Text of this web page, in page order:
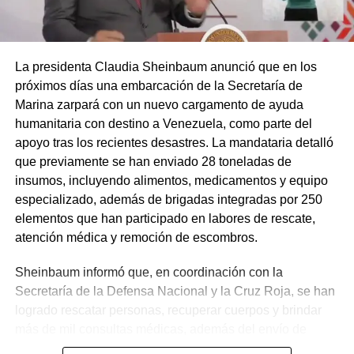
La presidenta Claudia Sheinbaum anunció que en los
próximos días una embarcación de la Secretaría de
Marina zarpará con un nuevo cargamento de ayuda
humanitaria con destino a Venezuela, como parte del
apoyo tras los recientes desastres. La mandataria detalló
que previamente se han enviado 28 toneladas de
insumos, incluyendo alimentos, medicamentos y equipo
especializado, además de brigadas integradas por 250
elementos que han participado en labores de rescate,
atención médica y remoción de escombros.
Sheinbaum informó que, en coordinación con la
Secretaría de la Defensa Nacional y la Cruz Roja, se han
logrado rescatar personas, recuperar cuerpos y brindar
plantas de energía y materiales de apoyo. Subrayó que